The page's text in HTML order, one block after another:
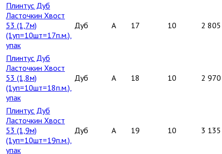
Плинтус Дуб
Ласточкин Хвост
53 (1,7м)
(1уп=10шт=17п.м.),
упак
Дуб A 17 10 2 805
Плинтус Дуб
Ласточкин Хвост
53 (1,8м)
(1уп=10шт=18п.м.),
упак
Дуб A 18 10 2 970
Плинтус Дуб
Ласточкин Хвост
53 (1,9м)
(1уп=10шт=19п.м.),
упак
Дуб A 19 10 3 135